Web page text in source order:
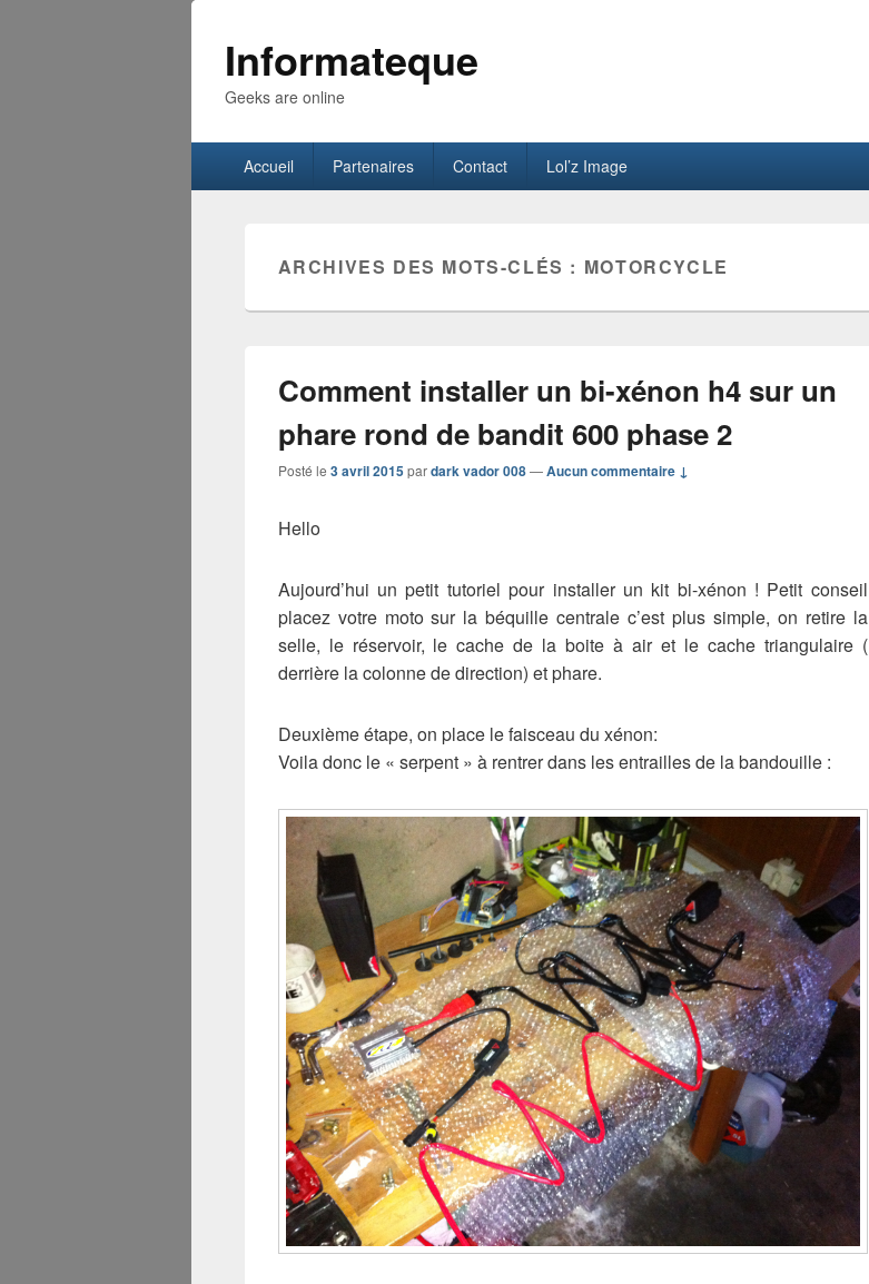
Informateque
Geeks are online
principalAccueil Partenaires Contact Lol’z Image
ARCHIVES DES MOTS-CLÉS : MOTORCYCLE
Comment installer un bi-xénon h4 sur un
phare rond de bandit 600 phase 2
Posté le 3 avril 2015pardark vador 008—Aucun commentaire ↓
Hello
Aujourd’hui un petit tutoriel pour installer un kit bi-xénon ! Petit conseil
placez votre moto sur la béquille centrale c’est plus simple, on retire la
selle, le réservoir, le cache de la boite à air et le cache triangulaire (
derrière la colonne de direction) et phare.
Deuxième étape, on place le faisceau du xénon:
Voila donc le « serpent » à rentrer dans les entrailles de la bandouille :